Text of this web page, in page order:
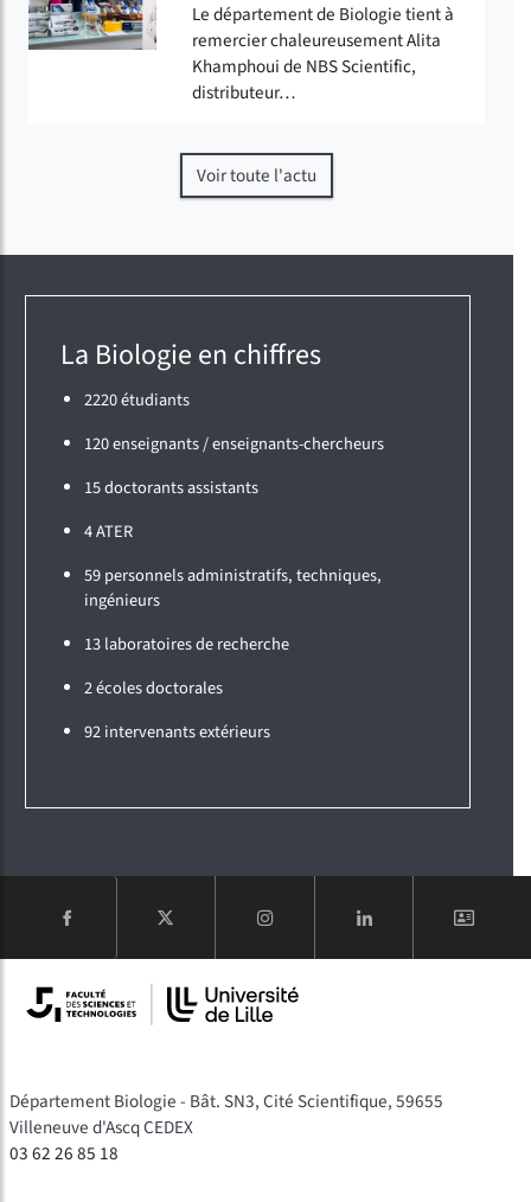
Le département de Biologie tient à
remercier chaleureusement Alita
Khamphoui de NBS Scientific,
distributeur…
Voir toute l'actu
La Biologie en chiffres
2220 étudiants
120 enseignants / enseignants-chercheurs
15 doctorants assistants
4 ATER
59 personnels administratifs, techniques,
ingénieurs
13 laboratoires de recherche
2 écoles doctorales
92 intervenants extérieurs
COMPTE
Département Biologie - Bât. SN3, Cité Scientifique, 59655
Villeneuve d'Ascq CEDEX
03 62 26 85 18